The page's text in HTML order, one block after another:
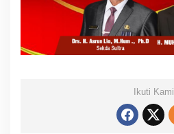
Ikuti Kami